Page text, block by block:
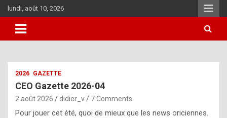
Skip
to
content
lundi, août 10, 2026
i
2026 GAZETTE
CEO Gazette 2026-04
2 août 2026 didier_v 7 Comments
Pour jouer cet été, quoi de mieux que les news oriciennes.